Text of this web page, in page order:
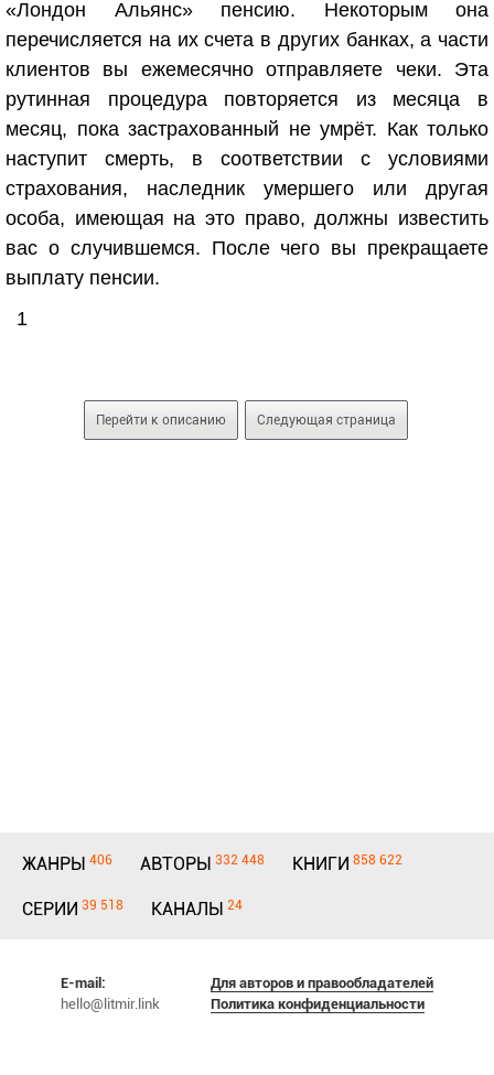
«Лондон Альянс» пенсию. Некоторым она
перечисляется на их счета в других банках, а части
клиентов вы ежемесячно отправляете чеки. Эта
рутинная процедура повторяется из месяца в
месяц, пока застрахованный не умрёт. Как только
наступит смерть, в соответствии с условиями
страхования, наследник умершего или другая
особа, имеющая на это право, должны известить
вас о случившемся. После чего вы прекращаете
выплату пенсии.
1
Перейти к описанию Следующая страница
ЖАНРЫ 406 АВТОРЫ 332 448 КНИГИ 858 622
СЕРИИ 39 518 КАНАЛЫ 24
E-mail:
hello@litmir.link
Для авторов и правообладателей
Политика конфиденциальности